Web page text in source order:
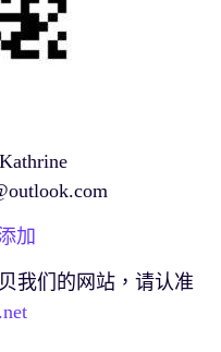
加
我们的网站，请认准